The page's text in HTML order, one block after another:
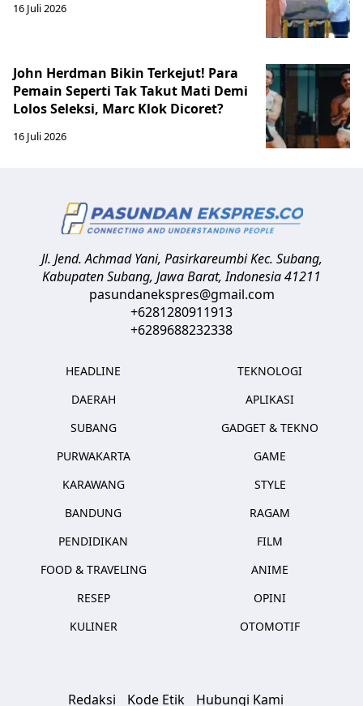
16 Juli 2026
John Herdman Bikin Terkejut! Para
Pemain Seperti Tak Takut Mati Demi
Lolos Seleksi, Marc Klok Dicoret?
16 Juli 2026
Jl. Jend. Achmad Yani, Pasirkareumbi Kec. Subang,
Kabupaten Subang, Jawa Barat,Indonesia41211
pasundanekspres@gmail.com
+6281280911913
+6289688232338
HEADLINE
DAERAH
SUBANG
PURWAKARTA
KARAWANG
BANDUNG
PENDIDIKAN
FOOD & TRAVELING
RESEP
KULINER
TEKNOLOGI
APLIKASI
GADGET & TEKNO
GAME
STYLE
RAGAM
FILM
ANIME
OPINI
OTOMOTIF
Redaksi Kode Etik Hubungi Kami